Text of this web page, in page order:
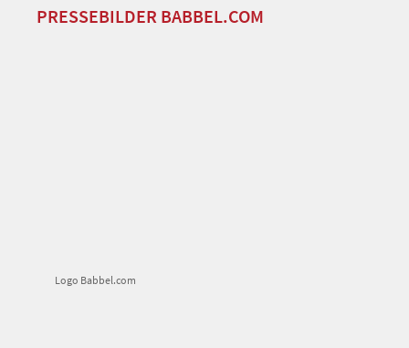
PRESSEBILDER BABBEL.COM
Logo Babbel.com